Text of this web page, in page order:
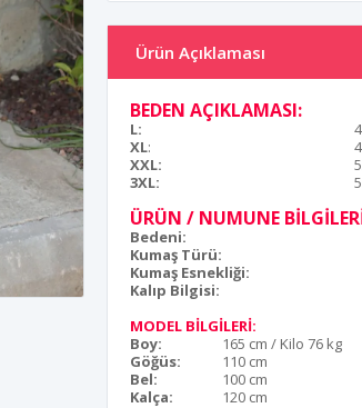
Ürün Açıklaması
BEDEN AÇIKLAMASI:
L:
XL:
XXL:
3XL:
ÜRÜN / NUMUNE
Bedeni:
Kumaş Türü:
Kumaş Esnekliği:
Kalıp Bilgisi:
MODEL BİLGİLERİ:
Boy:
165 cm / Kilo 76 kg
Göğüs:
110 cm
Bel:
100 cm
Kalça:
120 cm